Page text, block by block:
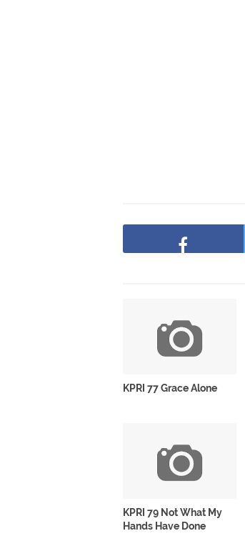
KPRI 77 Grace Alone
KPRI 79 Not What My
Hands Have Done